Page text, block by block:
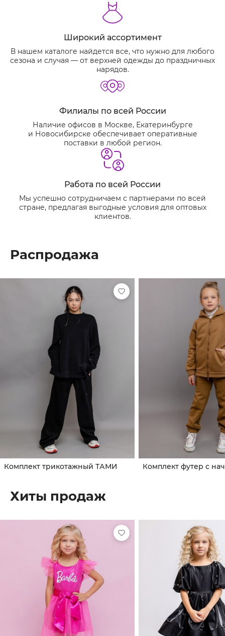
Широкий ассортимент
В нашем каталоге найдется все, что нужно для любого
сезона и случая — от верхней одежды до праздничных
нарядов.
Филиалы по всей России
Наличие офисов в Москве, Екатеринбурге
и Новосибирске обеспечивает оперативные
поставки в любой регион.
Работа по всей России
Мы успешно сотрудничаем с партнерами по всей
стране, предлагая выгодные условия для оптовых
клиентов.
Распродажа
Комплект трикотажный ТАМИ
Хиты продаж